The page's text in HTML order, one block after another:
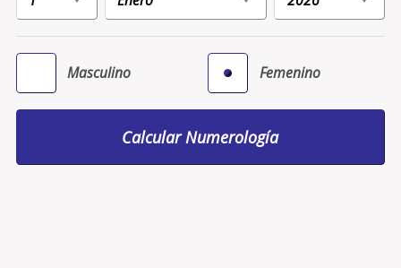
Masculino Femenino